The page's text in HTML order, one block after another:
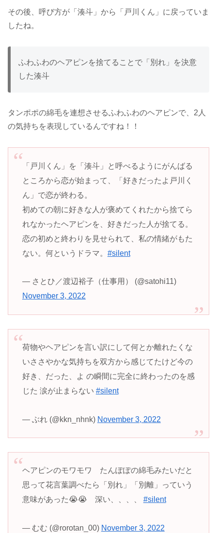
その後、呼び方が「湊斗」から「戸川くん」に戻っていま
したね。
ふわふわのヘアピンを捨てることで「別れ」を決意
した湊斗
タンポポの綿毛を連想させるふわふわのヘアピンで、2人
の気持ちを表現しているんですね！！
「戸川くん」を「湊斗」と呼べるようにがんばる
ところから恋が始まって、「好きだったよ戸川く
ん」で恋が終わる。
初めての朝に好きな人が褒めてくれたから捨てら
れなかったヘアピンを、好きだった人が捨てる。
恋の初めと終わりを見せられて、私の情緒がもた
ない。何というドラマ。 #silent
— さとひ／渡辺裕子（仕事用） (@satohi11)
November 3, 2022
荷物やヘアピンを言い訳にして何とか離れたくな
いささやかな気持ちを双方から感じてたけど今の
好き、だった、よ の瞬間に完全に終わったのを感
じた 涙が止まらない #silent
— ぶれ (@kkn_nhnk) November 3, 2022
ヘアピンのモワモワ たんぽぽの綿毛みたいだと
思って花言葉調べたら「別れ」「別離」っていう
意味があった😭😭 深い、、、、 #silent
— むむ (@rorotan_00) November 3, 2022